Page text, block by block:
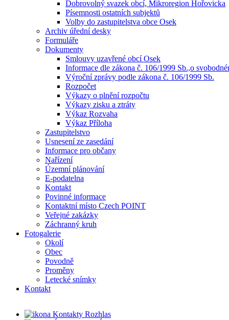
Dobrovolný svazek obcí, Mikroregion Hořovicka
Písemnosti ostatních subjektů
Volby do zastupitelstva obce Osek
Archiv úřední desky
Formuláře
Dokumenty
Smlouvy uzavřené obcí Osek
Informace dle zákona č. 106/1999 Sb.,o
Výroční zprávy podle zákona č. 106/1999 Sb.
Rozpočet
Výkazy o plnění rozpočtu
Výkazy zisku a ztráty
Výkaz Rozvaha
Výkaz Příloha
Zastupitelstvo
Usnesení ze zasedání
Informace pro občany
Nařízení
Územní plánování
E-podatelna
Kontakt
Povinné informace
Kontaktní místo Czech POINT
Veřejné zakázky
Záchranný kruh
Fotogalerie
Okolí
Obec
Povodně
Proměny
Letecké snímky
Kontakt
Rozhlas